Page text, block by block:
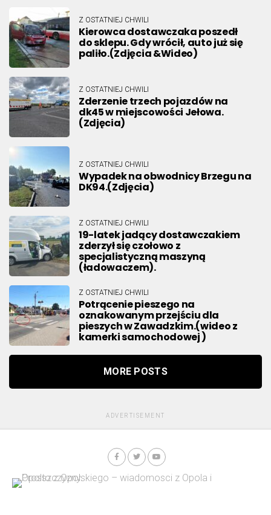
Z OSTATNIEJ CHWILI
Kierowca dostawczaka poszedł
do sklepu. Gdy wrócił, auto już się
paliło.(Zdjęcia &Wideo)
Z OSTATNIEJ CHWILI
Zderzenie trzech pojazdów na
dk45 w miejscowości Jełowa.
(Zdjęcia)
Z OSTATNIEJ CHWILI
Wypadek na obwodnicy Brzegu na
DK94.(Zdjęcia)
Z OSTATNIEJ CHWILI
19-latek jadący dostawczakiem
zderzył się czołowo z
specjalistyczną maszyną
(ładowaczem).
Z OSTATNIEJ CHWILI
Potrącenie pieszego na
oznakowanym przejściu dla
pieszych w Zawadzkim.(wideo z
kamerki samochodowej )
MORE POSTS
ADVERTISEMENT